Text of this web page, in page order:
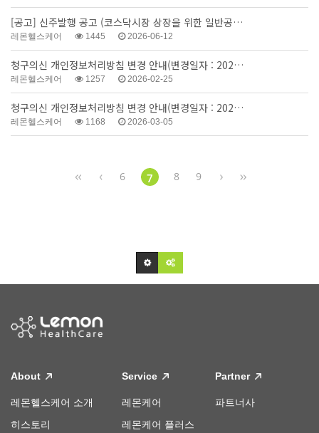
[공고] 신주발행 공고 (코스닥시장 상장을 위한 일반공…
레몬헬스케어 1445 2026-06-12
청구의신 개인정보처리방침 변경 안내(변경일자 : 202…
레몬헬스케어 1257 2026-02-25
청구의신 개인정보처리방침 변경 안내(변경일자 : 202…
레몬헬스케어 1168 2026-03-05
6 7 8 9
About
레몬헬스케어 소개
히스토리
Service
레몬케어
레몬케어 플러스
Partner
파트너사